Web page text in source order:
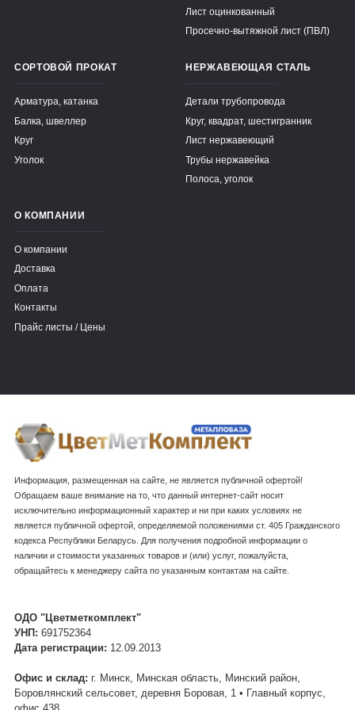
Поверхности труб могут быть обработаны различными
способами: от матовой до полированной или шлифованной
Применение труб ВГП
Трубы ВГП широко применяются в различных областях. Они
используются в строительстве жилых и промышленных
зданий для создания систем водоснабжения и
газоснабжения. Также эти трубы находят применение в
изготовлении различных конструкций, таких как панели,
крышки и другие элементы. Благодаря своей прочности и
устойчивости к повреждениям, трубы ВГП являются
надежным решением для многих строительных проектов.
Трубы ВГП являются неотъемлемой частью современной
инфраструктуры. Они предлагают надежное и долговечное
решение для систем водоснабжения и газоснабжения, а
также находят широкое применение в строительных
конструкциях. Постоянное развитие технологий и материалов
обеспечивает высокое качество и надежность этих изделий,
отвечая самым разнообразным требованиям и
Лист оцинкованный
Просечно-вытяжной лист (ПВЛ)
СОРТОВОЙ ПРОКАТ
Арматура, катанка
Балка, швеллер
Круг
Уголок
НЕРЖАВЕЮЩАЯ СТАЛЬ
Детали трубопровода
Круг, квадрат, шестигранник
Лист нержавеющий
Трубы нержавейка
Полоса, уголок
О КОМПАНИИ
О компании
Доставка
Оплата
Контакты
Прайс листы / Цены
Информация, размещенная на сайте, не является публичной офертой!
Обращаем ваше внимание на то, что данный интернет-сайт носит
исключительно информационный характер и ни при каких условиях не
является публичной офертой, определяемой положениями ст. 405 Гражданского
кодекса Республики Беларусь. Для получения подробной информации о
наличии и стоимости указанных товаров и (или) услуг, пожалуйста,
обращайтесь к менеджеру сайта по указанным контактам на сайте.
ОДО "Цветметкомплект"
УНП: 691752364
Дата регистрации: 12.09.2013
Офис и склад: г. Минск, Минская область, Минский район,
Боровлянский сельсовет, деревня Боровая, 1 • Главный корпус,